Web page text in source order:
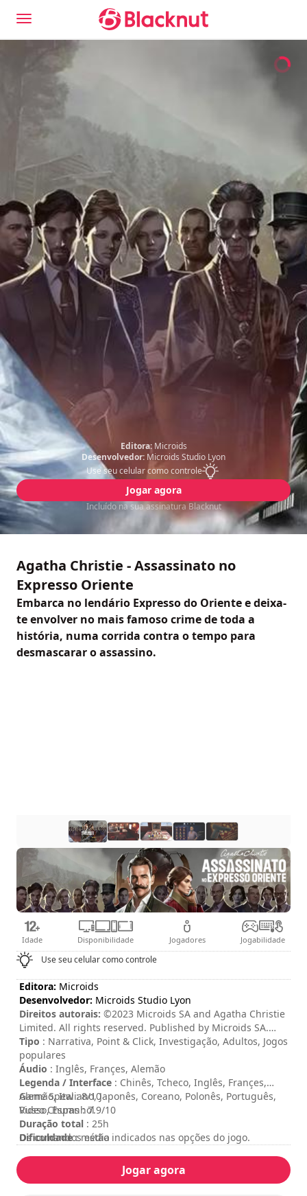
Editora: Microids
Desenvolvedor: Microids Studio Lyon
Use seu celular como controle
Jogar agora
Incluído na sua assinatura Blacknut
Agatha Christie - Assassinato no
Expresso Oriente
Embarca no lendário Expresso do Oriente e deixa-
te envolver no mais famoso crime de toda a
história, numa corrida contra o tempo para
desmascarar o assassino.
Idade Disponibilidade Jogadores Jogabilidade
Use seu celular como controle
Editora: Microids
Desenvolvedor: Microids Studio Lyon
Direitos autorais: ©2023 Microids SA and Agatha Christie
Limited. All rights reserved. Published by Microids SA.
Developed by Microids Studio Lyon. All rights reserved.
Murder On The Orient Express © 1934 Agatha Christie
Limited. All rights reserved. MURDER ON THE ORIENT
EXPRESS, AGATHA CHRISTIE, POIROT, and the Agatha
Christie Signature are registered trademarks of Agatha
Christie Limited in the UK and elsewhere. All rights
reserved.
Tipo : Narrativa, Point & Click, Investigação, Adultos, Jogos
populares
Áudio : Inglês, Françes, Alemão
Legenda / Interface : Chinês, Tcheco, Inglês, Françes,
Alemão, Italiano, Japonês, Coreano, Polonês, Português,
Russo, Espanhol
Duração total : 25h
Dificuldade: média
Game Spew : 8/10
Video Chums : 7.9/10
Os comandos estão indicados nas opções do jogo.
Jogar agora